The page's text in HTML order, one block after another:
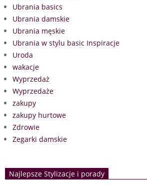
Ubrania basics
Ubrania damskie
Ubrania męskie
Ubrania w stylu basic Inspiracje
Uroda
wakacje
Wyprzedaż
Wyprzedaże
zakupy
zakupy hurtowe
Zdrowie
Zegarki damskie
Najlepsze Stylizacje i porady